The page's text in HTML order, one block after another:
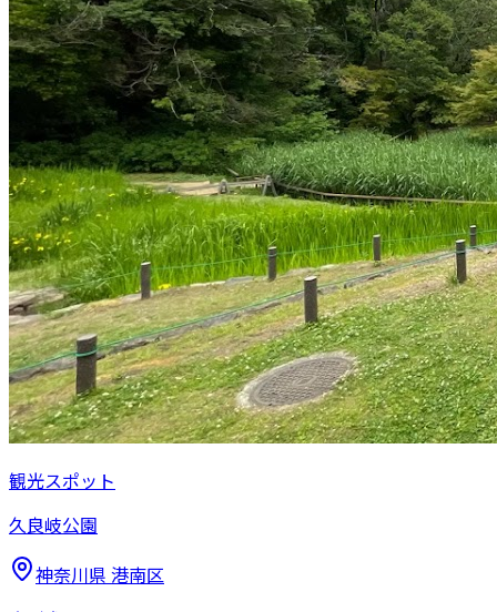
観光スポット
久良岐公園
神奈川県 港南区